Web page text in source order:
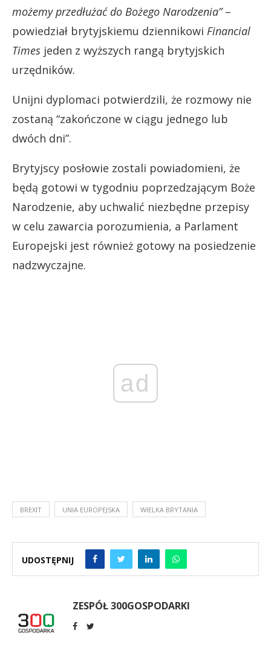
możemy przedłużać do Bożego Narodzenia”–
powiedział brytyjskiemu dziennikowi Financial
Times jeden z wyższych rangą brytyjskich
urzędników.
Unijni dyplomaci potwierdzili, że rozmowy nie
zostaną “zakończone w ciągu jednego lub
dwóch dni”.
Brytyjscy posłowie zostali powiadomieni, że
będą gotowi w tygodniu poprzedzającym Boże
Narodzenie, aby uchwalić niezbędne przepisy
w celu zawarcia porozumienia, a Parlament
Europejski jest również gotowy na posiedzenie
nadzwyczajne.
ad
BREXIT UNIA EUROPEJSKA WIELKA BRYTANIA
UDOSTĘPNIJ
ZESPÓŁ 300GOSPODARKI